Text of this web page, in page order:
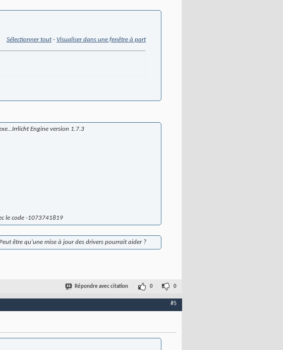
Sélectionner tout- Visualiser dans une fenêtre à part
Engine version 1.7.3
le code -1073741819
être qu'une mise à jour des drivers pourrait aider ?
Répondre avec citation 0 0
#5